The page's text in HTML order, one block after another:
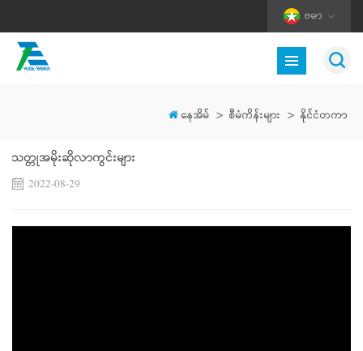
ဗမာ
နေအိမ် > စီမံကိန်းများ > နိုင်ငံတကာ
သတ္တုအမိုးဆိုလာကွင်းများ
2022-08-29